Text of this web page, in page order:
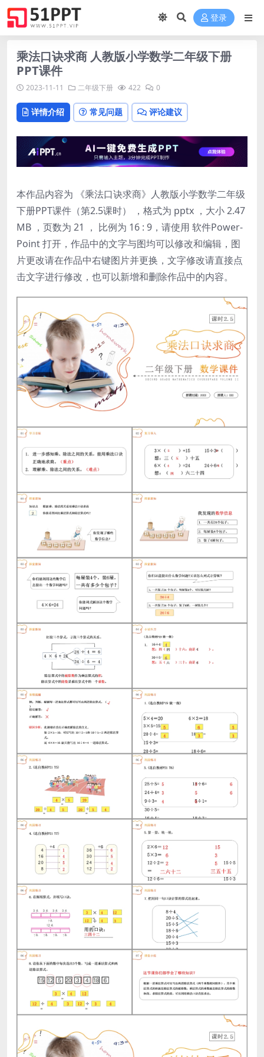
登录
乘法口诀求商 人教版小学数学二年级下册
PPT课件
2023-11-11 二年级下册 422 0
详情介绍 常见问题 评论建议
本作品内容为 《乘法口诀求商》人教版小学数学二年级
下册PPT课件（第2.5课时） ，格式为 pptx ，大小 2.47
MB ，页数为 21 ， 比例为 16 : 9，请使用 软件Power-
Point 打开，作品中的文字与图均可以修改和编辑，图
片更改请在作品中右键图片并更换，文字修改请直接点
击文字进行修改，也可以新增和删除作品中的内容。